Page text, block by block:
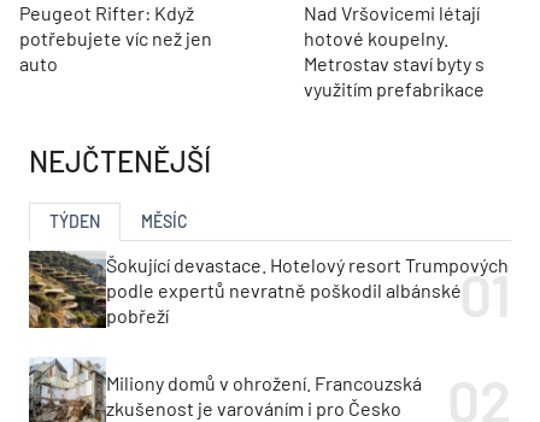
Peugeot Rifter: Když
potřebujete víc než jen
auto
Nad Vršovicemi létají
hotové koupelny.
Metrostav staví byty s
využitím prefabrikace
NEJČTENĚJŠÍ
TÝDEN MĚSÍC
Šokující devastace. Hotelový resort Trumpových
podle expertů nevratně poškodil albánské
pobřeží
Miliony domů v ohrožení. Francouzská
zkušenost je varováním i pro Česko